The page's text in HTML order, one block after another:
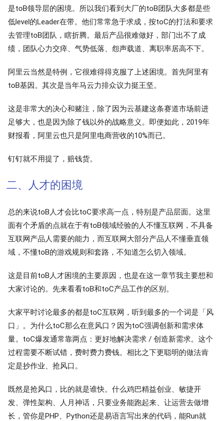
是toB领导层的困境。所以我们看到大厂的toB团队大多都是些
低level的Leader在带。他们常常急于求成，按toC的打法和要求
去管理toB团队，瞎折腾。最后产品很难做好，部门出不了成
绩，团队心力交瘁、气势低落、怨声载道、离职率居高不下。
阿里云当然是特例，它很难得得克服了上述困境。首先阿里有
toB基因。其次是当年马云力排众议力挺王坚。
这是非常大的决心和赌注，除了因为云基建这条赛道市场前进
足够大，也是因为除了钱以外的战略意义。即便如此，2019年
财报看，阿里云也只是阿里电商营收的10%而已。
钉钉就不用提了，赔钱货。
二、人才的困境
总的来说toB人才会比toC要求高一点，特别是产品层面。这里
面有个矛盾的点就在于有toB领域经验的人不懂互联网，不具备
互联网产品人需要的能力，而互联网大部分产品人不懂垂直领
域，不懂toB的游戏规则和套路，不知道怎么切入领域。
这是目前toB人才困境的主要原因，也是在这一章节我主要想和
大家讨论的。先来看看toB和toC产品工作的区别。
大家平时讨论最多的都是toC互联网，听到最多的一个词是「风
口」。为什么toC那么在意风口？因为toC强调创新和需求体
量。toC爆发通常靠两点：更好地解决需求 / 创造新需求。这个
过程需要不断试错，费时费力费钱。相比之下更聪明的做法肯
定是抄作业、抢风口。
既然是抢风口，比的就是谁快。什么鸡巴精益创业、敏捷开
发、弹性架构、人月神话，只要业务能跑起来、让运营去做增
长，管你是PHP、Python还是易语言写出来的代码，能Run就